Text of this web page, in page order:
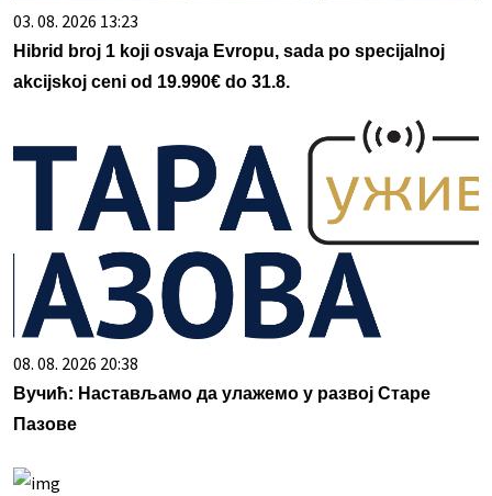
03. 08. 2026 13:23
Hibrid broj 1 koji osvaja Evropu, sada po specijalnoj
akcijskoj ceni od 19.990€ do 31.8.
08. 08. 2026 20:38
Вучић: Настављамо да улажемо у развој Старе
Пазове